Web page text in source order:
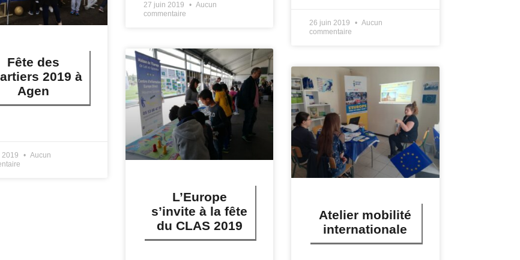
27 juin 2019
Aucun
commentaire
26 juin 2019
Aucun
commentaire
Fête des
2019 à
Agen
2019
Aucun
L’Europe
s’invite à la fête
du CLAS 2019
Atelier mobilité
internationale